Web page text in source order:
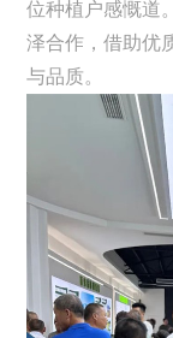
位种植户感慨道
泽合作，借助优
与品质。